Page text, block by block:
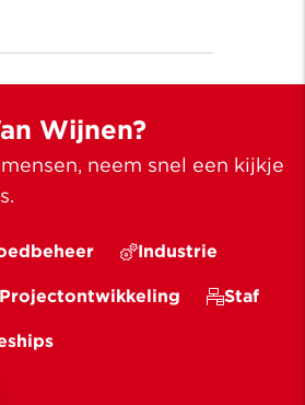
Wijnen?
neem snel een kijkje
Industrie
Projectontwikkeling Staf